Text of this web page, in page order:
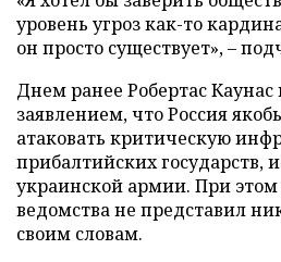
уровень угроз как-то
он просто существует», –
Днем ранее Робертас Каунас
заявлением, что Россия
атаковать критическую
прибалтийских государств,
украинской армии. При этом
ведомства не представил
своим словам.